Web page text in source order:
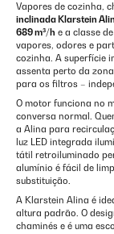
Vapores de cozinha,
inclinada Klarstein
689 m³/h e a classe
vapores, odores e
cozinha. A superfície
assenta perto da
para os filtros –
O motor funciona no
conversa normal.
a Alina para
luz LED integrada
tátil retroiluminado
alumínio é fácil de
substituição.
A Klarstein Alina é
altura padrão. O
chaminés e é uma